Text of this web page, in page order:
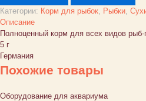
корм
для
всех
видов
рыб-
петушков,
Betta
Tetra,
Категории: Корм для рыбок Рыбки
Описание
Полноценный корм для всех видов рыб-
5 г
Германия
Похожие товары
Оборудование для аквариума